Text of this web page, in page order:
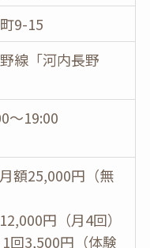
9-15
線「河内長野
～19:00
額25,000円（無
円（月4回）
回3,500円（体験